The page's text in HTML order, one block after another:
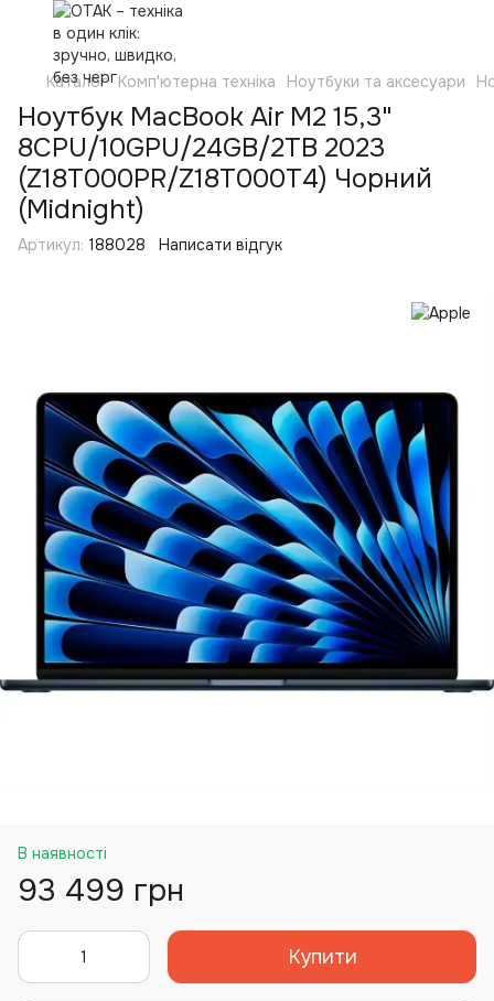
Каталог Комп'ютерна техніка Ноутбуки та аксесуари
Ноутбук MacBook Air M2 15,3"
8CPU/10GPU/24GB/2TB 2023
(Z18T000PR/Z18T000T4) Чорний
(Midnight)
Артикул: 188028 Написати відгук
В наявності
93 499 грн
Купити